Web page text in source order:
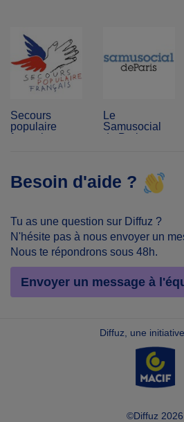
Secours
populaire
français
Le
Samusocial
de Paris
Besoin d'aide ?
Tu as une question sur Diffuz ?
N'hésite pas à nous envoyer un
Nous te répondrons sous 48h.
Envoyer un message à
Diffuz, une
©Diffuz 2026